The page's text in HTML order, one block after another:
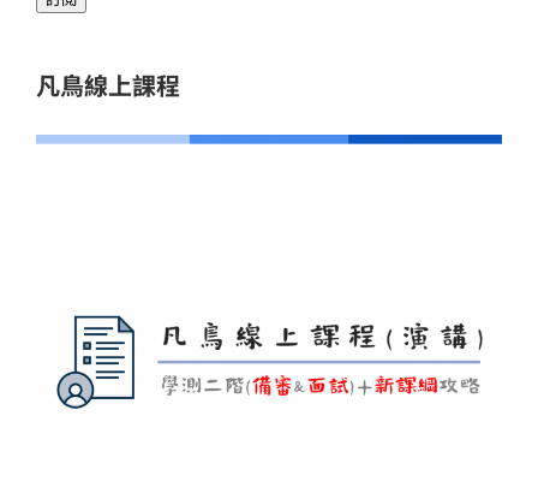
件
址
凡鳥線上課程